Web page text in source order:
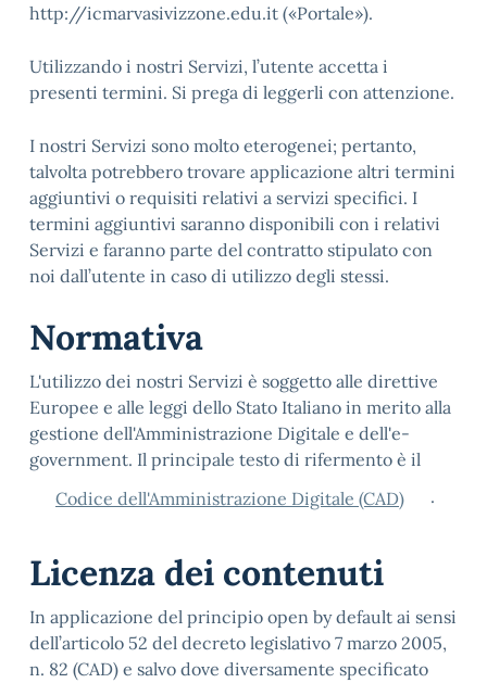
http://icmarvasivizzone.edu.it («Portale»).
Utilizzando i nostri Servizi, l’utente accetta i
presenti termini. Si prega di leggerli con attenzione.
I nostri Servizi sono molto eterogenei; pertanto,
talvolta potrebbero trovare applicazione altri termini
aggiuntivi o requisiti relativi a servizi specifici. I
termini aggiuntivi saranno disponibili con i relativi
Servizi e faranno parte del contratto stipulato con
noi dall’utente in caso di utilizzo degli stessi.
Normativa
L'utilizzo dei nostri Servizi è soggetto alle direttive
Europee e alle leggi dello Stato Italiano in merito alla
gestione dell'Amministrazione Digitale e dell'e-
government. Il principale testo di rifermento è il
Codice dell'Amministrazione Digitale (CAD)
.
Licenza dei contenuti
In applicazione del principio open by default ai sensi
dell’articolo 52 del decreto legislativo 7 marzo 2005,
n. 82 (CAD) e salvo dove diversamente specificato